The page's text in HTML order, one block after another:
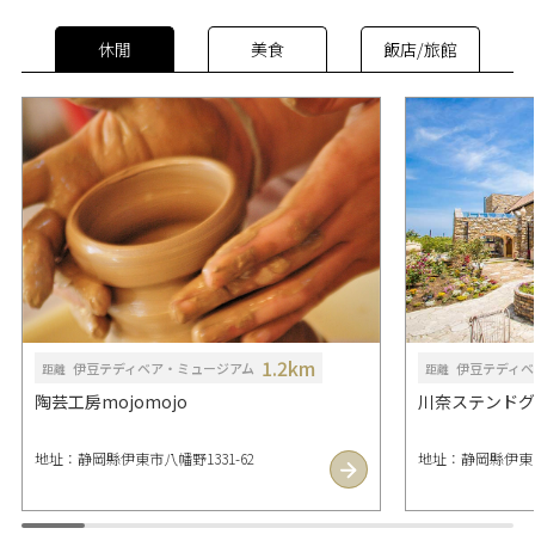
休閒 美食 飯店/旅館
距離 伊豆テディベア・ミュージアム 1.2km
陶芸工房mojomojo
地址：静岡縣伊東市八幡野1331-62
距離 伊豆テディ
川奈ステンド
地址：静岡縣伊